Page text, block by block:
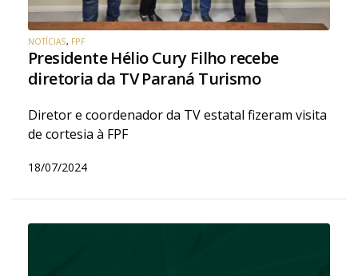
NOTÍCIAS, FPF
Presidente Hélio Cury Filho recebe
diretoria da TV Paraná Turismo
Diretor e coordenador da TV estatal fizeram visita
de cortesia à FPF
18/07/2024